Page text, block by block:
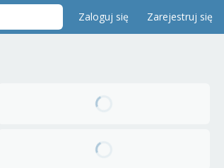
Zaloguj się Zarejestruj się